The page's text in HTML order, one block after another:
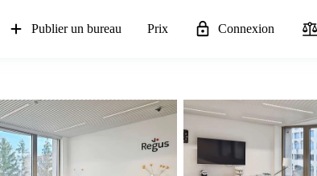
Publier un bureau Prix Connexion